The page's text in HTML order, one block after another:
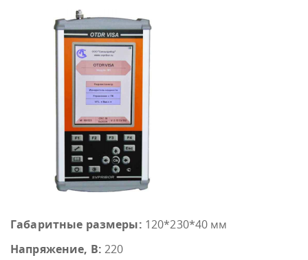
Габаритные размеры: 120*230*40 мм
Напряжение, В: 220